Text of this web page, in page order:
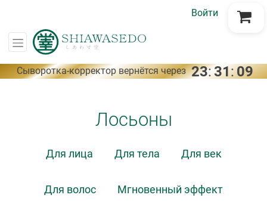
Войти
Перейти в корзину
Сыворотка-корректор вернётся через 23:31:09
Лосьоны
Для лица Для тела Для век
Для волос Мгновенный эффект